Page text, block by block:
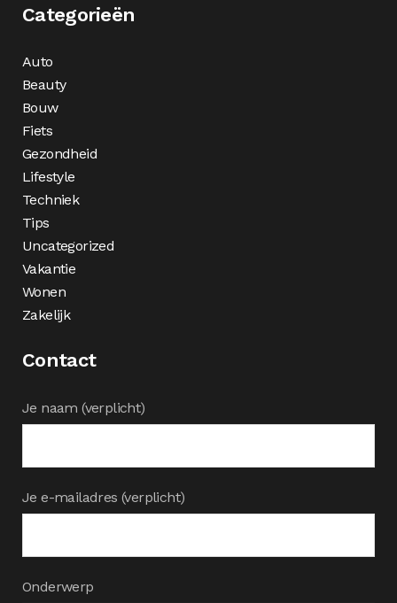
Categorieën
Auto
Beauty
Bouw
Fiets
Gezondheid
Lifestyle
Techniek
Tips
Uncategorized
Vakantie
Wonen
Zakelijk
Contact
Je naam (verplicht)
Je e-mailadres (verplicht)
Onderwerp